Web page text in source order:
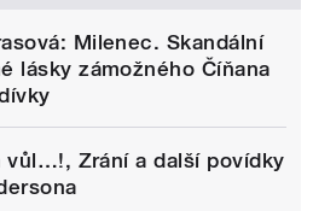
Milenec. Skandální
lásky zámožného Číňana
vůl…!, Zrání a další povídky